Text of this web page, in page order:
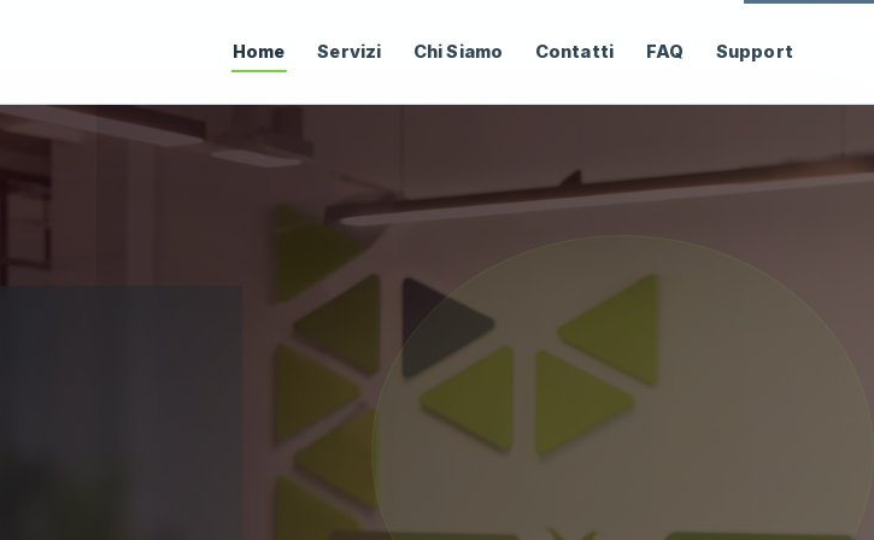
Home Servizi Chi Siamo Contatti FAQ Support